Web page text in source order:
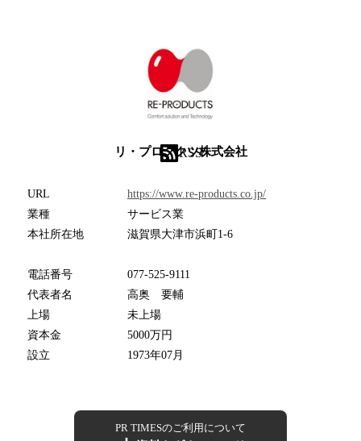
リ・プロダクツ株式会社
RSS
URL
https://www.re-products.co.jp/
業種
サービス業
本社所在地
滋賀県大津市浜町1-6
電話番号
077-525-9111
代表者名
高奥 要輔
上場
未上場
資本金
5000万円
設立
1973年07月
PR TIMESのご利用について